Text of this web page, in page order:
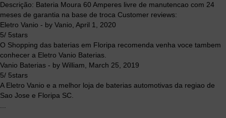
Descrição: Bateria Moura 60 Amperes livre de manutencao com 24
meses de garantia na base de troca Customer reviews:
Eletro Vanio - by Vanio April 1, 2020
5/ 5stars
O Shopping das baterias em Floripa recomenda venha voce tambem
conhecer a Eletro Vanio Baterias.
Vanio Baterias - by William
March 25, 2019
5/ 5stars
A Eletro Vanio e a melhor loja de baterias automotivas da regiao de
Sao Jose e Floripa SC.